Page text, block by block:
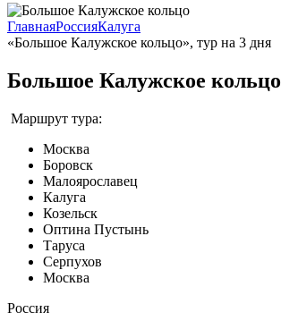
ГлавнаяРоссияКалуга
«Большое Калужское кольцо», тур на 3 дня
Большое Калужское кольцо
Маршрут тура:
Москва
Боровск
Малоярославец
Калуга
Козельск
Оптина Пустынь
Таруса
Серпухов
Москва
Россия